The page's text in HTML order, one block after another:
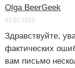
Olga BeerGeek
03.02.2015
Здравствуйте,
фактических
вам письмо